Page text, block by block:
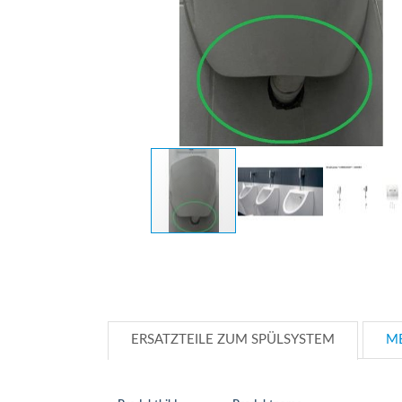
springen
ERSATZTEILE ZUM SPÜLSYSTEM